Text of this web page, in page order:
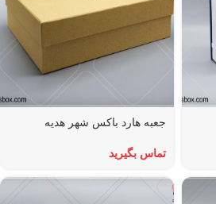
جعبه هارد باکس شهر‌ هدیه
تماس بگیرید